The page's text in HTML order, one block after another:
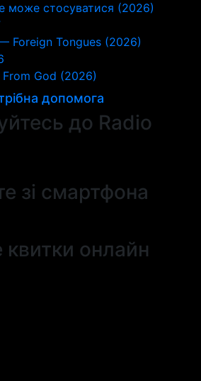
може стосуватися (2026)
Foreign Tongues (2026)
God (2026)
допомога
до Radio
зі смартфона
онлайн